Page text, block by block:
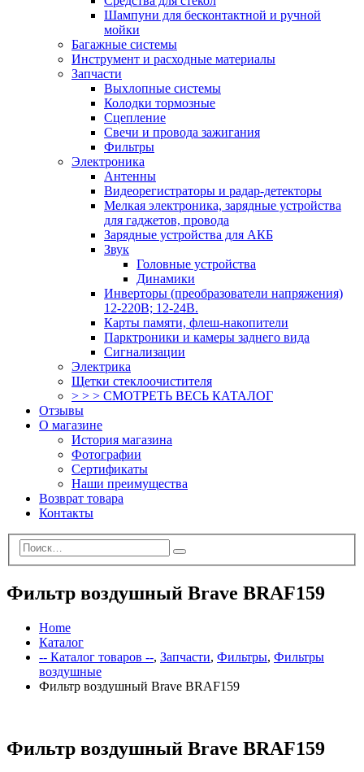
Шампуни для бесконтактной и ручной
мойки
Багажные системы
Инструмент и расходные материалы
Запчасти
Выхлопные системы
Колодки тормозные
Сцепление
Свечи и провода зажигания
Фильтры
Электроника
Антенны
Видеорегистраторы и радар-детекторы
Мелкая электроника, зарядные устройства
для гаджетов, провода
Зарядные устройства для АКБ
Звук
Головные устройства
Динамики
Инверторы (преобразователи напряжения)
12-220В; 12-24В.
Карты памяти, флеш-накопители
Парктроники и камеры заднего вида
Сигнализации
Электрика
Щетки стеклоочистителя
> > > СМОТРЕТЬ ВЕСЬ КАТАЛОГ
Отзывы
О магазине
История магазина
Фотографии
Сертификаты
Наши преимущества
Возврат товара
Контакты
Фильтр воздушный Brave BRAF159
Home
Каталог
-- Каталог товаров --, Запчасти, Фильтры, Фильтры
воздушные
Фильтр воздушный Brave BRAF159
Фильтр воздушный Brave BRAF159